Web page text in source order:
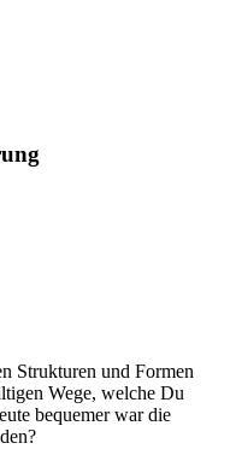
Strukturen und Formen
Wege, welche Du
bequemer war die